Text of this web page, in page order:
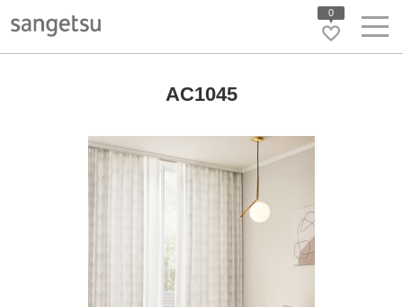
0
AC1045